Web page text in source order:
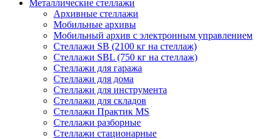
Металлические стеллажи
Архивные стеллажи
Мобильные архивы
Мобильный архив с электронным управлением
Стеллажи SB (2100 кг на стеллаж)
Стеллажи SBL (750 кг на стеллаж)
Стеллажи для гаража
Стеллажи для дома
Стеллажи для инструмента
Стеллажи для складов
Стеллажи Практик MS
Стеллажи разборные
Стеллажи стационарные